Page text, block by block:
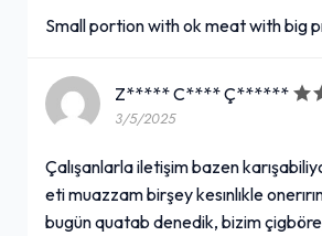
Small portion with ok meat with big
Z***** C**** Ç******
3/5/2025
Çalışanlarla iletişim bazen
eti muazzam birşey kesınlıkle
bugün quatab denedik, bizim